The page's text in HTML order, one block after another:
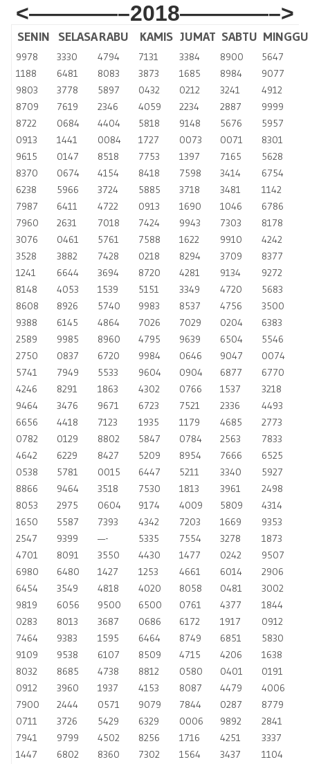
<————–2018————–>
SENIN SELASARABU KAMIS JUMAT SABTU MINGGU
9978 3330 4794 7131 3384 8900
5647
1188
6481 8083 3873 1685 8984
9077
9803
3778 5897 0432 0212 3241
4912
8709
7619 2346 4059 2234 2887
9999
8722
0684 4404 5818 9148 5676
5957
0913
1441 0084 1727 0073 0071
8301
9615
0147 8518 7753 1397 7165
5628
8370
0674 4154 8418 7598 3414
6754
6238
5966 3724 5885 3718 3481
1142
7987
6411 4722 0913 1690 1046
6786
7960
2631 7018 7424 9943 7303
8178
3076
0461 5761 7588 1622 9910
4242
3528
3882 7428 0218 8294 3709
8377
1241
6644 3694 8720 4281 9134
9272
8148
4053 1539 5151 3349 4720
5683
8608
8926 5740 9983 8537 4756
3500
9388
6145 4864 7026 7029 0204
6383
2589
9985 8960 4795 9639 6504
5546
2750
0837 6720 9984 0646 9047
0074
5741
7949 5533 9604 0904 6877
6770
4246
8291 1863 4302 0766 1537
3218
9464
3476 9671 6723 7521 2336
4493
6656
4418 7123 1935 1179 4685
2773
0782
0129 8802 5847 0784 2563
7833
4642
6229 8427 5209 8954 7666
6525
0538
5781 0015 6447 5211 3340
5927
8866
9464 3518 7530 1813 3961
2498
8053
2975 0604 9174 4009 5809
4314
1650
5587 7393 4342 7203 1669
9353
2547
9399 —- 5335 7554 3278
1873
4701
8091 3550 4430 1477 0242
9507
6980
6480 1427 1253 4661 6014
2906
6454
3549 4818 4020 8058 0481
3002
9819
6056 9500 6500 0761 4377
1844
0283
8013 3687 0686 6172 1917
0912
7464
9383 1595 6464 8749 6851
5830
9109
9538 6107 8509 4715 4206
1638
8032
8685 4738 8812 0580 0401
0191
0912
3960 1937 4153 8087 4479
4006
7900
2444 0571 9079 7844 0287
8779
0711
3726 5429 6329 0006 9892
2841
7941
9799 4502 8256 1716 4251
3337
1447
6802 8360 7302 1564 3437
1104